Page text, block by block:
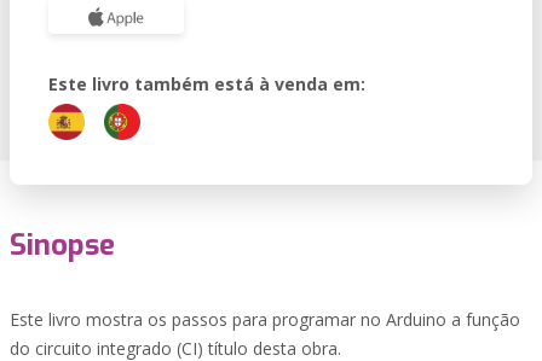
Este livro também está à venda em:
Sinopse
Este livro mostra os passos para programar no Arduino a função
do circuito integrado (CI) título desta obra.